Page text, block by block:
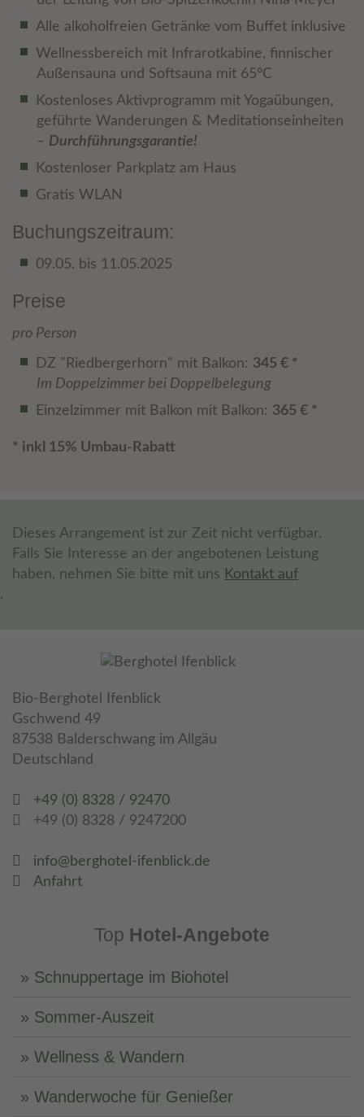
Alle alkoholfreien Getränke vom Buffet inklusive
Wellnessbereich mit Infrarotkabine, finnischer
Außensauna und Softsauna mit 65°C
Kostenloses Aktivprogramm mit Yogaübungen,
geführte Wanderungen & Meditationseinheiten
– Durchführungsgarantie!
Kostenloser Parkplatz am Haus
Gratis WLAN
Buchungszeitraum:
09.05. bis 11.05.2025
Preise
pro Person
DZ "Riedbergerhorn" mit Balkon: 345 € *
Im Doppelzimmer bei Doppelbelegung
Einzelzimmer mit Balkon mit Balkon: 365 € *
* inkl 15% Umbau-Rabatt
Dieses Arrangement ist zur Zeit nicht verfügbar.
Falls Sie Interesse an der angebotenen Leistung
haben, nehmen Sie bitte mit uns Kontakt auf
.
Bio-Berghotel Ifenblick
Gschwend 49
87538 Balderschwang im Allgäu
Deutschland
+49 (0) 8328 / 92470
+49 (0) 8328 / 9247200
info@berghotel-ifenblick.de
Anfahrt
Top Hotel-Angebote
Schnuppertage im Biohotel
Sommer-Auszeit
Wellness & Wandern
Wanderwoche für Genießer